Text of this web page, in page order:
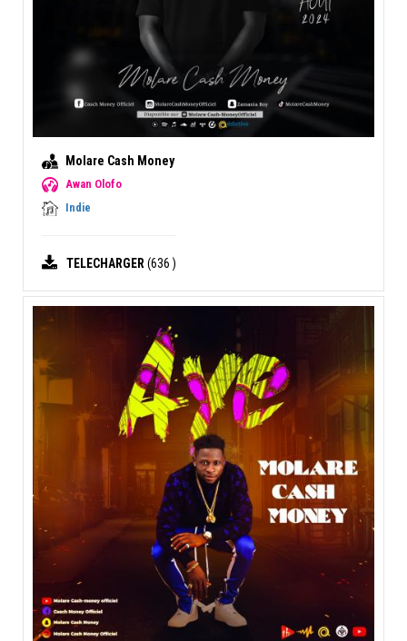
Molare Cash Money
Awan Olofo
Indie
TELECHARGER (636 )